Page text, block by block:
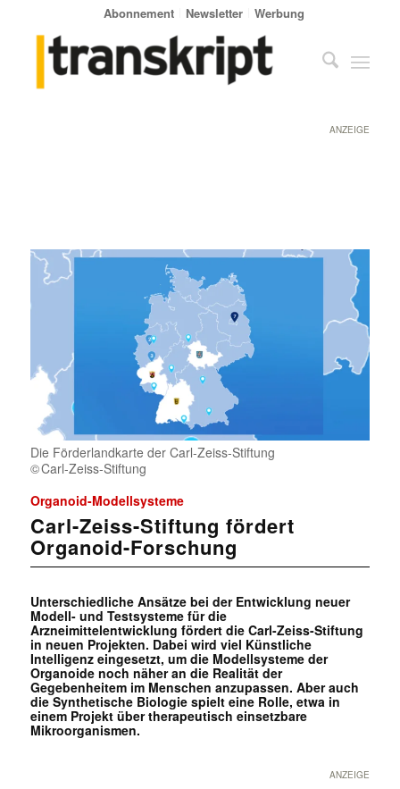
Abonnement Newsletter Werbung
ANZEIGE
Die Förderlandkarte der Carl-Zeiss-Stiftung
Carl-Zeiss-Stiftung
Organoid-Modellsysteme
Carl-Zeiss-Stiftung fördert
Organoid-Forschung
Unterschiedliche Ansätze bei der Entwicklung neuer
Modell- und Testsysteme für die
Arzneimittelentwicklung fördert die Carl-Zeiss-Stiftung
in neuen Projekten. Dabei wird viel Künstliche
Intelligenz eingesetzt, um die Modellsysteme der
Organoide noch näher an die Realität der
Gegebenheitem im Menschen anzupassen. Aber auch
die Synthetische Biologie spielt eine Rolle, etwa in
einem Projekt über therapeutisch einsetzbare
Mikroorganismen.
ANZEIGE